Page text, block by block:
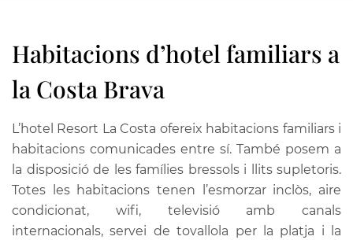
Habitacions d’hotel familiars a
la Costa Brava
L’hotel Resort La Costa ofereix habitacions familiars i
habitacions comunicades entre sí. També posem a
la disposició de les famílies bressols i llits supletoris.
Totes les habitacions tenen l’esmorzar inclòs, aire
condicionat, wifi, televisió amb canals
internacionals, servei de tovallola per la platja i la